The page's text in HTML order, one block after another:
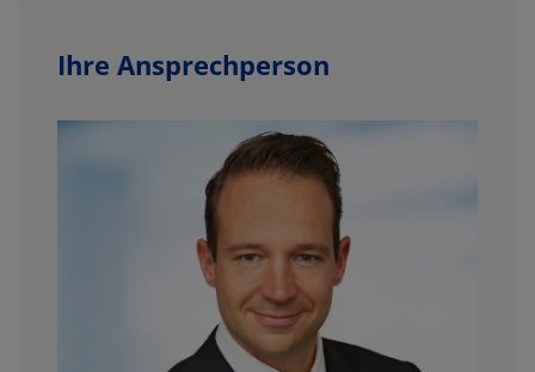
Ihre Ansprechperson